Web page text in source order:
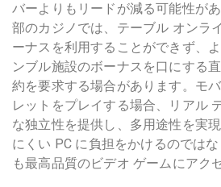
バーよりもリードが減る可能性が
部のカジノでは、テーブル オンラ
ーナスを利用することができず、
ンブル施設のボーナスを口にする
約を要求する場合があります。モ
レットをプレイする場合、リアル
な独立性を提供し、多用途性を実
にくい PC に負担をかけるのでは
も最高品質のビデオ ゲームにアク